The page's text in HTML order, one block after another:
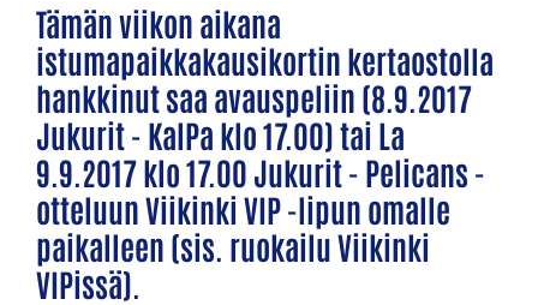
Tämän viikon aikana
istumapaikkakausikortin kertaostolla
hankkinut saa avauspeliin (8.9.2017
Jukurit - KalPa klo 17.00) tai La
9.9.2017 klo 17.00 Jukurit - Pelicans -
otteluun Viikinki VIP -lipun omalle
paikalleen (sis. ruokailu Viikinki
VIPissä).